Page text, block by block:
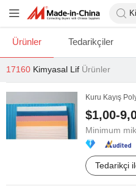
Ürünler Tedarikçiler
17160 Kimyasal Lif Ürünler
Kuru Kayış
$1,00-
Minimum
Tedarikçi